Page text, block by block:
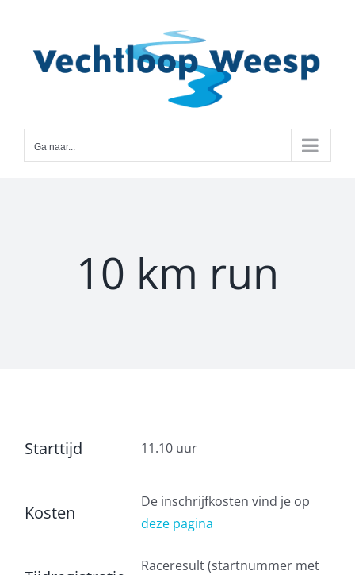
inhoud
Ga naar...
10 km run
Starttijd 11.10 uur
Kosten
De inschrijfkosten vind je op
deze pagina
Raceresult (startnummer met